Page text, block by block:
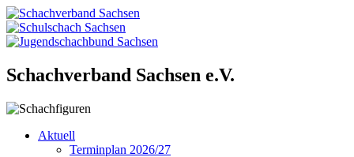
Schachverband Sachsen e.V.
Aktuell
Terminplan 2026/27